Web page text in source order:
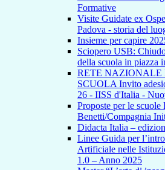
Formative
Visite Guidate ex
Padova - storia del
Insieme per capire
Sciopero USB:
della scuola in piazza
RETE NAZIONALE
SCUOLA Invito
26 - IISS d'Italia -
Proposte per le scuole
Benetti/Compagnia
Didacta Italia –
Linee Guida per
Artificiale nelle
1.0 – Anno 2025